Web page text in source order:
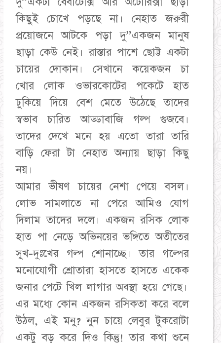
কিছুই চোখে পড়ছে না। নেহাত জরুরী
প্রয়োজনে আটকে পড়া দু”একজন মানুষ
ছাড়া কেউ নেই। রাস্তার পাশে ছোট্ট একটা
চায়ের দোকান। সেখানে কয়েকজন চা
খোর লোক ওভারকোটের পকেটে হাত
ঢুকিয়ে দিয়ে বেশ মেতে উঠেছে তাদের
স্বভাব চারিত আড্ডাবাজি গল্প গুজবে।
তাদের দেখে মনে হয় এতো তারা তারি
বাড়ি ফেরা টা নেহাত অন্যায় ছাড়া কিছু
নয়।
আমার ভীষণ চায়ের নেশা পেয়ে বসল।
লোভ সামলাতে না পেরে আমিও যোগ
দিলাম তাদের দলে। একজন রসিক লোক
হাত পা নেড়ে অভিনয়ের ভঙ্গিতে অতীতের
সুখ-দুঃখের গল্প শোনাচ্ছে। তার গল্পের
মনোযোগী শ্রোতারা হাসতে হাসতে একেক
জনার পেটে খিল লাগার অবস্থা হয়ে গেছে।
এর মধ্যে কোন একজন রসিকতা করে বলে
উঠল, এই মনু? নুন চায়ে লেবুর টুকরোটা
একটু বড় করে দিও কিন্তু! তার কথা শুনে